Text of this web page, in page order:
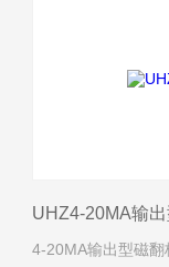
UHZ4-20MA输
4-20MA输出型磁